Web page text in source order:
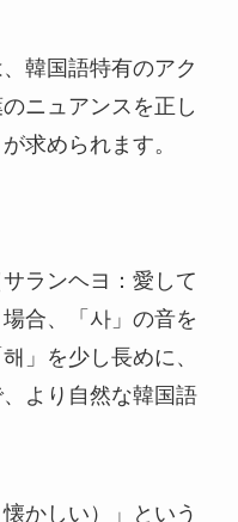
韓国語特有のアク
ニュアンスを正し
求められます。
ランヘヨ：愛して
合、「사」の音を
」を少し長めに、
、より自然な韓国語
かしい）」という